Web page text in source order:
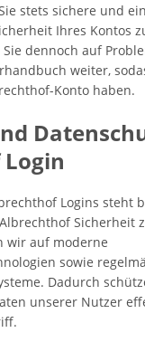
stets sichere und
Ihres Kontos
dennoch auf
weiter,
Konto haben.
Logins steht
Sicherheit
wir auf moderne
sowie
Dadurch
unserer Nutzer